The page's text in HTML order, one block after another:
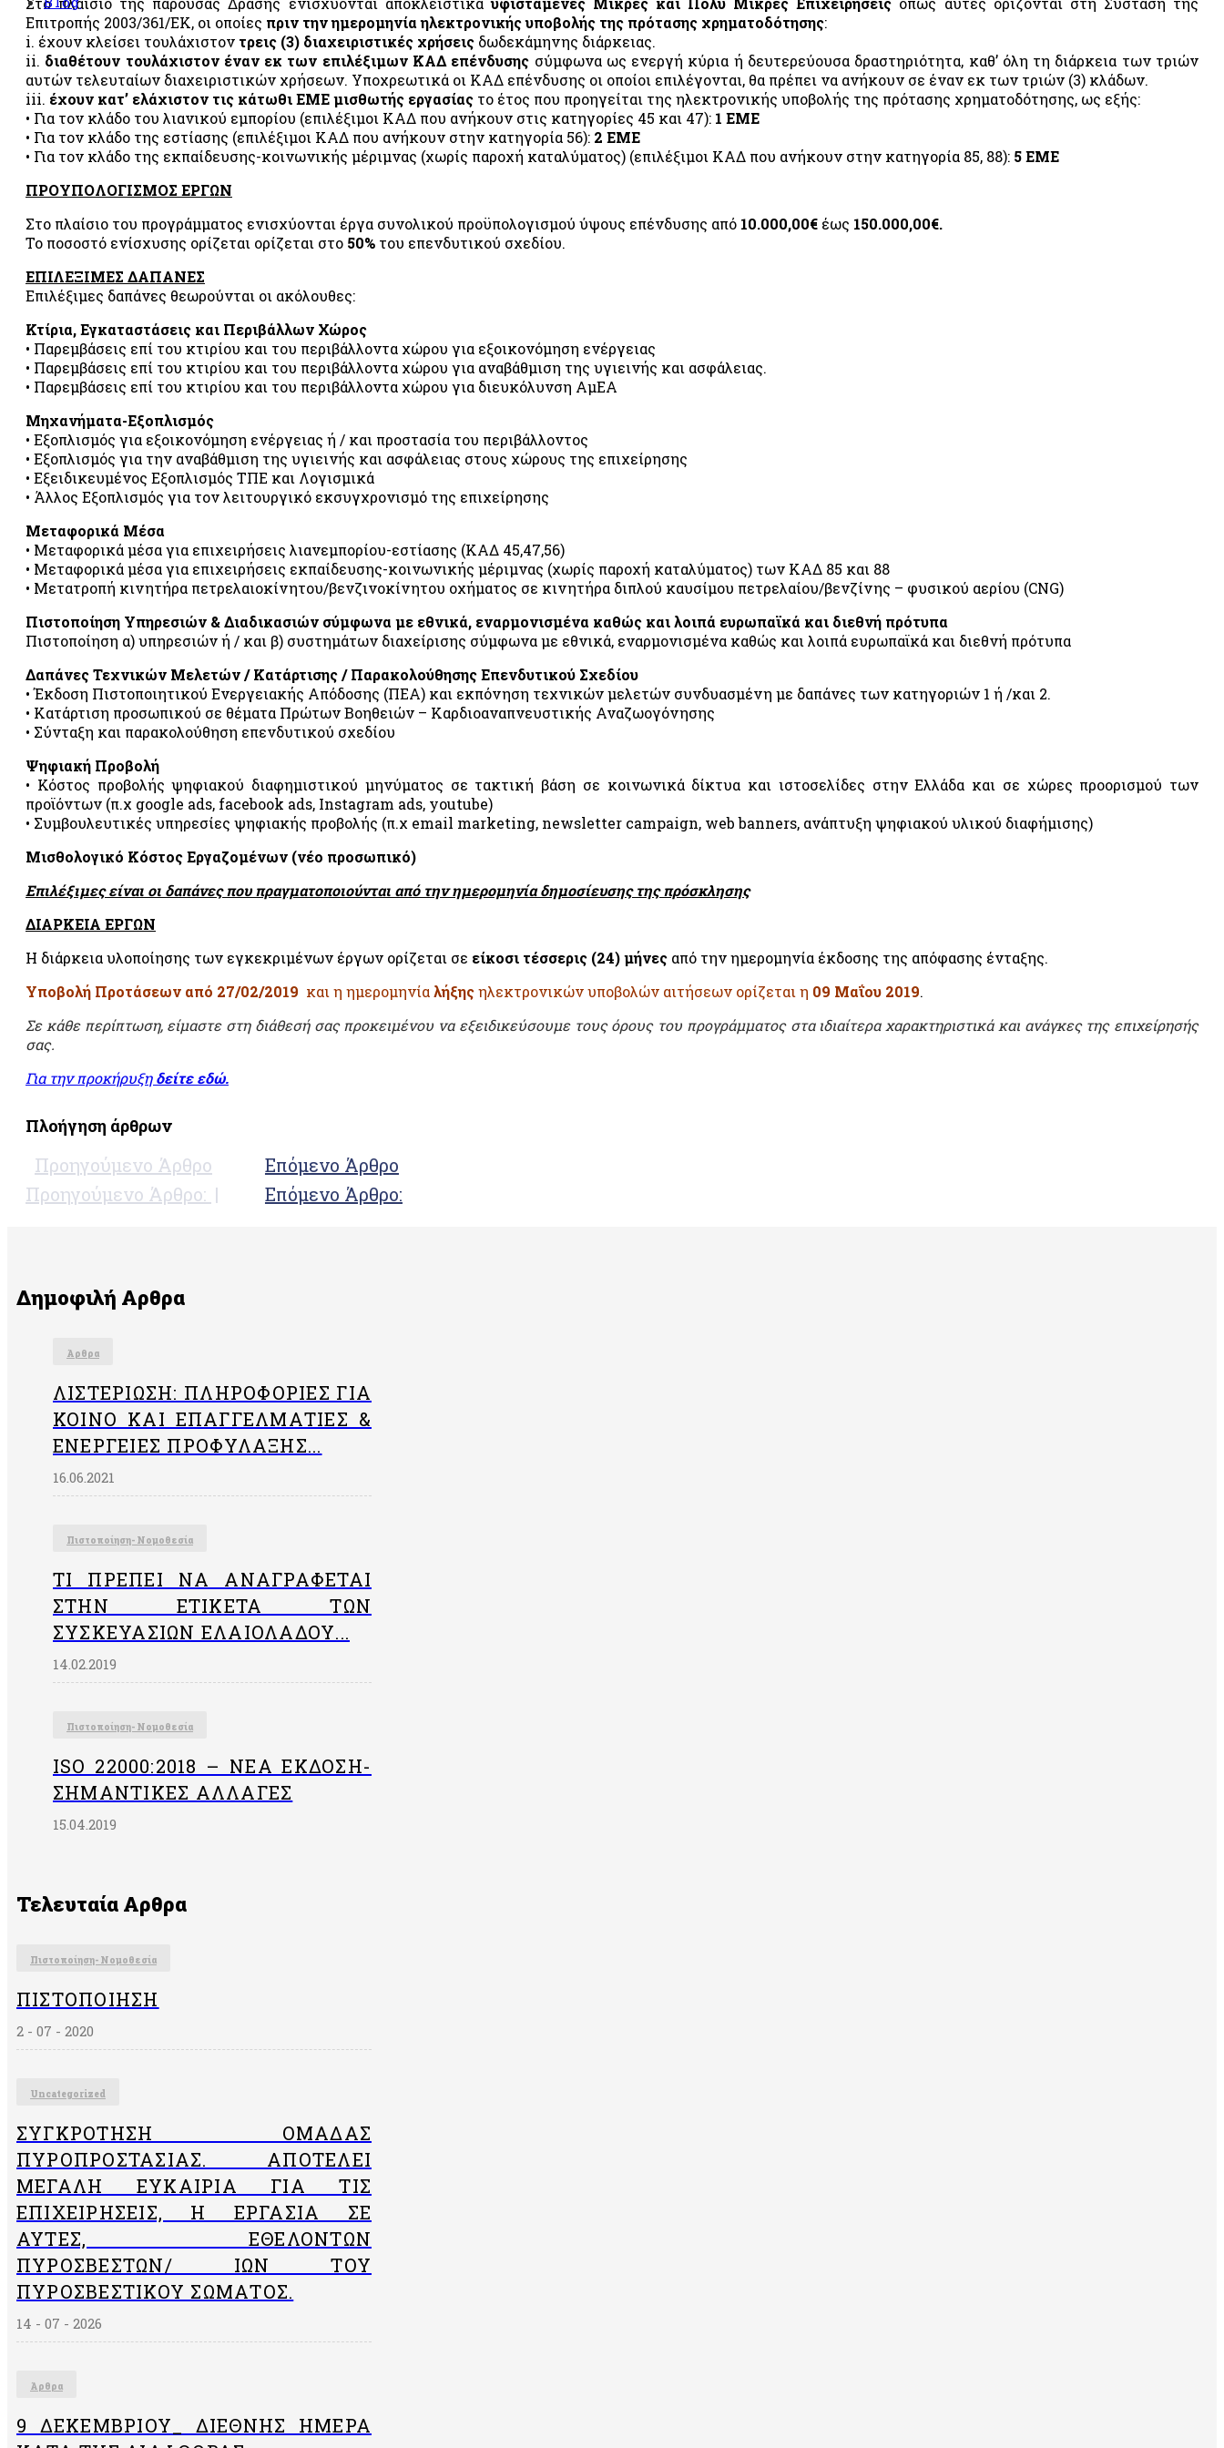
2»
διαχείρισης
υγείας και της
«ISO 45001»
των
Επιτροπής 2003/361/ΕΚ, οι οποίες πριν την ημερομηνία ηλεκτρονικής υποβολής της πρότασης χρηματοδότησης:
i. έχουν κλείσει τουλάχιστον τρεις (3) διαχειριστικές χρήσεις δωδεκάμηνης διάρκειας.
ii. διαθέτουν τουλάχιστον έναν εκ των επιλέξιμων ΚΑΔ επένδυσης σύμφωνα ως ενεργή κύρια ή δευτερεύουσα δραστηριότητα, καθ’ όλη τη διάρκεια των τριών
αυτών τελευταίων διαχειριστικών χρήσεων. Υποχρεωτικά οι ΚΑΔ επένδυσης οι οποίοι επιλέγονται, θα πρέπει να ανήκουν σε έναν εκ των τριών (3) κλάδων.
iii. έχουν κατ’ ελάχιστον τις κάτωθι ΕΜΕ μισθωτής εργασίας το έτος που προηγείται της ηλεκτρονικής υποβολής της πρότασης χρηματοδότησης, ως εξής:
• Για τον κλάδο του λιανικού εμπορίου (επιλέξιμοι ΚΑΔ που ανήκουν στις κατηγορίες 45 και 47): 1 ΕΜΕ
• Για τον κλάδο της εστίασης (επιλέξιμοι ΚΑΔ που ανήκουν στην κατηγορία 56): 2 ΕΜΕ
• Για τον κλάδο της εκπαίδευσης-κοινωνικής μέριμνας (χωρίς παροχή καταλύματος) (επιλέξιμοι ΚΑΔ που ανήκουν στην κατηγορία 85, 88): 5 ΕΜΕ
ΠΡΟΥΠΟΛΟΓΙΣΜΟΣ ΕΡΓΩΝ
Στο πλαίσιο του προγράμματος ενισχύονται έργα συνολικού προϋπολογισμού ύψους επένδυσης από 10.000,00€ έως 150.000,00€.
Το ποσοστό ενίσχυσης ορίζεται ορίζεται στο 50% του επενδυτικού σχεδίου.
ΕΠΙΛΕΞΙΜΕΣ ΔΑΠΑΝΕΣ
Επιλέξιμες δαπάνες θεωρούνται οι ακόλουθες:
Κτίρια, Εγκαταστάσεις και Περιβάλλων Χώρος
• Παρεμβάσεις επί του κτιρίου και του περιβάλλοντα χώρου για εξοικονόμηση ενέργειας
• Παρεμβάσεις επί του κτιρίου και του περιβάλλοντα χώρου για αναβάθμιση της υγιεινής και ασφάλειας.
• Παρεμβάσεις επί του κτιρίου και του περιβάλλοντα χώρου για διευκόλυνση ΑμΕΑ
Μηχανήματα-Εξοπλισμός
• Εξοπλισμός για εξοικονόμηση ενέργειας ή / και προστασία του περιβάλλοντος
• Εξοπλισμός για την αναβάθμιση της υγιεινής και ασφάλειας στους χώρους της επιχείρησης
• Εξειδικευμένος Εξοπλισμός ΤΠΕ και Λογισμικά
• Άλλος Εξοπλισμός για τον λειτουργικό εκσυγχρονισμό της επιχείρησης
Μεταφορικά Μέσα
• Μεταφορικά μέσα για επιχειρήσεις λιανεμπορίου-εστίασης (ΚΑΔ 45,47,56)
• Μεταφορικά μέσα για επιχειρήσεις εκπαίδευσης-κοινωνικής μέριμνας (χωρίς παροχή καταλύματος) των ΚΑΔ 85 και 88
• Μετατροπή κινητήρα πετρελαιοκίνητου/βενζινοκίνητου οχήματος σε κινητήρα διπλού καυσίμου πετρελαίου/βενζίνης – φυσικού αερίου (CNG)
Πιστοποίηση Υπηρεσιών & Διαδικασιών σύμφωνα με εθνικά, εναρμονισμένα καθώς και λοιπά ευρωπαϊκά και διεθνή πρότυπα
Πιστοποίηση α) υπηρεσιών ή / και β) συστημάτων διαχείρισης σύμφωνα με εθνικά, εναρμονισμένα καθώς και λοιπά ευρωπαϊκά και διεθνή πρότυπα
Δαπάνες Τεχνικών Μελετών / Κατάρτισης / Παρακολούθησης Επενδυτικού Σχεδίου
• Έκδοση Πιστοποιητικού Ενεργειακής Απόδοσης (ΠΕΑ) και εκπόνηση τεχνικών μελετών συνδυασμένη με δαπάνες των κατηγοριών 1 ή /και 2.
• Κατάρτιση προσωπικού σε θέματα Πρώτων Βοηθειών – Καρδιοαναπνευστικής Αναζωογόνησης
• Σύνταξη και παρακολούθηση επενδυτικού σχεδίου
Ψηφιακή Προβολή
• Κόστος προβολής ψηφιακού διαφημιστικού μηνύματος σε τακτική βάση σε κοινωνικά δίκτυα και ιστοσελίδες στην Ελλάδα και σε χώρες προορισμού των
προϊόντων (π.χ google ads, facebook ads, Instagram ads, youtube)
• Συμβουλευτικές υπηρεσίες ψηφιακής προβολής (π.χ email marketing, newsletter campaign, web banners, ανάπτυξη ψηφιακού υλικού διαφήμισης)
Μισθολογικό Κόστος Εργαζομένων (νέο προσωπικό)
Επιλέξιμες είναι οι δαπάνες που πραγματοποιούνται από την ημερομηνία δημοσίευσης της πρόσκλησης
ΔΙΑΡΚΕΙΑ ΕΡΓΩΝ
Η διάρκεια υλοποίησης των εγκεκριμένων έργων ορίζεται σε είκοσι τέσσερις (24) μήνες από την ημερομηνία έκδοσης της απόφασης ένταξης.
Υποβολή Προτάσεων από 27/02/2019 και η ημερομηνίαλήξηςηλεκτρονικών υποβολών αιτήσεων ορίζεται η 09 Μαΐου 2019.
Σε κάθε περίπτωση, είμαστε στη διάθεσή σας προκειμένου να εξειδικεύσουμε τους όρους του προγράμματος στα ιδιαίτερα χαρακτηριστικά και ανάγκες της επιχείρησής
σας.
Για την προκήρυξηδείτε εδώ.
Πλοήγηση άρθρων
Προηγούμενο Άρθρο
Προηγούμενο Άρθρο:
Επόμενο Άρθρο
Επόμενο Άρθρο:
Δημοφιλή Αρθρα
Άρθρα
ΛΙΣΤΕΡΊΩΣΗ: ΠΛΗΡΟΦΟΡΊΕΣ ΓΙΑ
ΚΟΙΝΌ ΚΑΙ ΕΠΑΓΓΕΛΜΑΤΊΕΣ &
ΕΝΈΡΓΕΙΕΣ ΠΡΟΦΎΛΑΞΗΣ...
16.06.2021
Πιστοποίηση- Νομοθεσία
ΤΙ ΠΡΈΠΕΙ ΝΑ ΑΝΑΓΡΆΦΕΤΑΙ
ΣΤΗΝ EΤΙΚΈΤΑ ΤΩΝ
ΣΥΣΚΕΥΑΣΙΏΝ ΕΛΑΙΟΛΆΔΟΥ...
14.02.2019
Πιστοποίηση- Νομοθεσία
ISO 22000:2018 – ΝΈΑ ΈΚΔΟΣΗ-
ΣΗΜΑΝΤΙΚΈΣ ΑΛΛΑΓΈΣ
15.04.2019
Τελευταία Αρθρα
Πιστοποίηση- Νομοθεσία
ΠΙΣΤΟΠΟΊΗΣΗ
2 - 07 - 2020
Uncategorized
ΣΥΓΚΡΌΤΗΣΗ ΟΜΆΔΑΣ
ΠΥΡΟΠΡΟΣΤΑΣΊΑΣ. ΑΠΟΤΕΛΕΊ
ΜΕΓΆΛΗ ΕΥΚΑΙΡΊΑ ΓΙΑ ΤΙΣ
ΕΠΙΧΕΙΡΉΣΕΙΣ, Η ΕΡΓΑΣΊΑ ΣΕ
ΑΥΤΈΣ, ΕΘΕΛΟΝΤΏΝ
ΠΥΡΟΣΒΕΣΤΏΝ/ ΙΏΝ ΤΟΥ
ΠΥΡΟΣΒΕΣΤΙΚΟΎ ΣΏΜΑΤΟΣ.
14 - 07 - 2026
Άρθρα
9 ΔΕΚΕΜΒΡΙΟΥ_ ΔΙΕΘΝΗΣ ΗΜΕΡΑ